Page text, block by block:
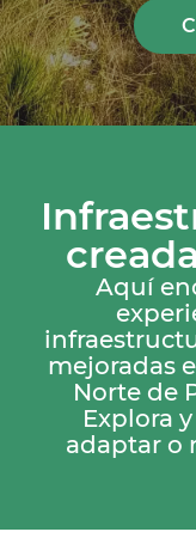
Aquí
mejoradas
Norte de
Explora
adaptar o